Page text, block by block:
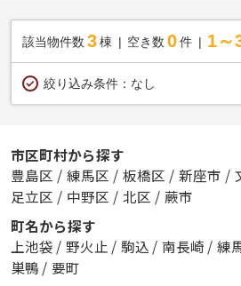
該当物件数 3棟 空き数 0 件 1～
絞り込み条件： なし
市区町村から探す
豊島区 / 練馬区 / 板橋区 / 新座市 /
足立区 / 中野区 / 北区 / 蕨市
町名から探す
上池袋 / 野火止 / 駒込 / 南長崎 / 練
巣鴨 / 要町